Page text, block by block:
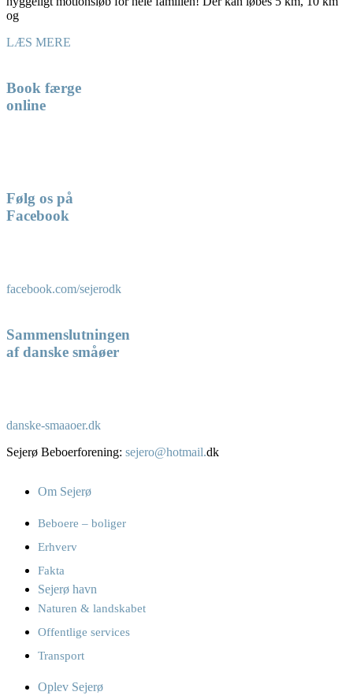
og
LÆS MERE
Book færge
online
Følg os på
Facebook
facebook.com/sejerodk
Sammenslutningen
af danske småøer
danske-smaaoer.dk
Sejerø Beboerforening: sejero@hotmail.dk
Om Sejerø
Beboere – boliger
Erhverv
Fakta
Sejerø havn
Naturen & landskabet
Offentlige services
Transport
Oplev Sejerø